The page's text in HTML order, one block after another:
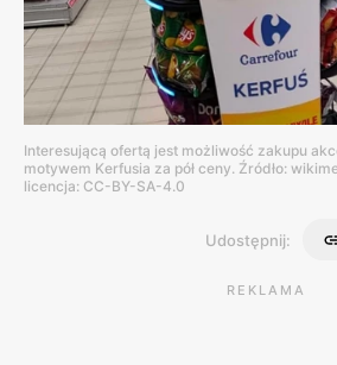
Interesującą ofertą jest możliwość zakupu
motywem Kerfusia za pół ceny. Źródło:
licencja: CC-BY-SA-4.0
Udostępnij:
REKLAMA